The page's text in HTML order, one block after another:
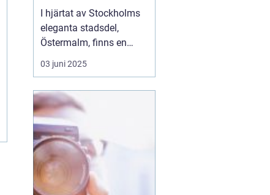
porträttfotografering
I hjärtat av Stockholms
eleganta stadsdel,
Östermalm, finns en
mängd tjänster och
verksamheter som
exklusiv shopping till
kvalitativ service. En av
dessa är möjligheten att
ta passfoto på &...
03 juni 2025